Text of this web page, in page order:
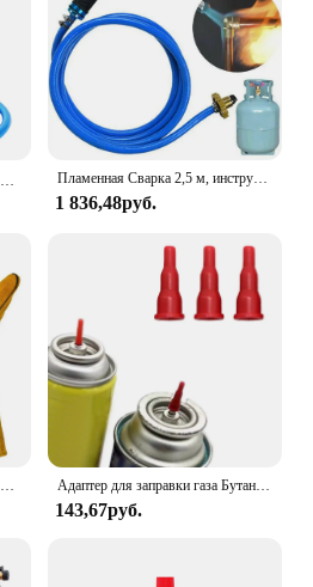
2000 ℃ Высокотемпературная сварочная горелка, серебристая, медь, алюминий, сварочные инструменты, пропановая газовая горелка для сжиженного нефтяного газа с разъемом типа укуса Пламенная Сварка 2,5 м, инструмент для пайки из меди и алюминия, Сжиженный пропановый газ, товар для плавления драгоценных металлов
1 836,48руб.
Воловья кожа, огнестойкие сварочные рабочие перчатки, жаростойкие металлические, желтые перчатки, пайка, Сварочная Техника Адаптер для заправки газа Бутановая Зажигалка газовый адаптер простая в установке кассета плита адаптер для кемпинга рыбалки барбекю походов кухни
143,67руб.